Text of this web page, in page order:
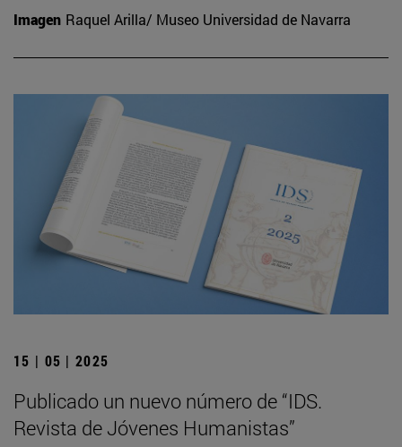
Imagen Raquel Arilla/ Museo Universidad de Navarra
15 | 05 | 2025
Publicado un nuevo número de “IDS.
Revista de Jóvenes Humanistas”